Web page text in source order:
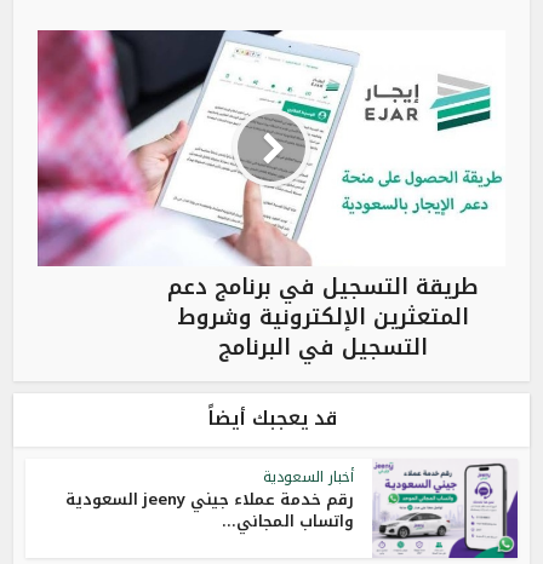
طريقة التسجيل في برنامج دعم
المتعثرين الإلكترونية وشروط
التسجيل في البرنامج
قد يعجبك أيضاً
أخبار السعودية
رقم خدمة عملاء جيني jeeny السعودية
واتساب المجاني...